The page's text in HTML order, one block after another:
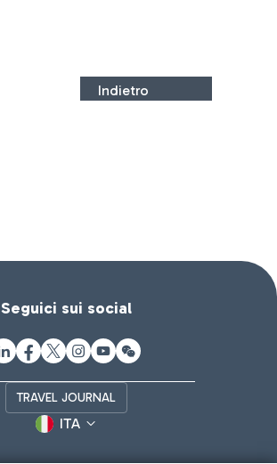
Indietro
Seguici sui social
TRAVEL JOURNAL
ITA